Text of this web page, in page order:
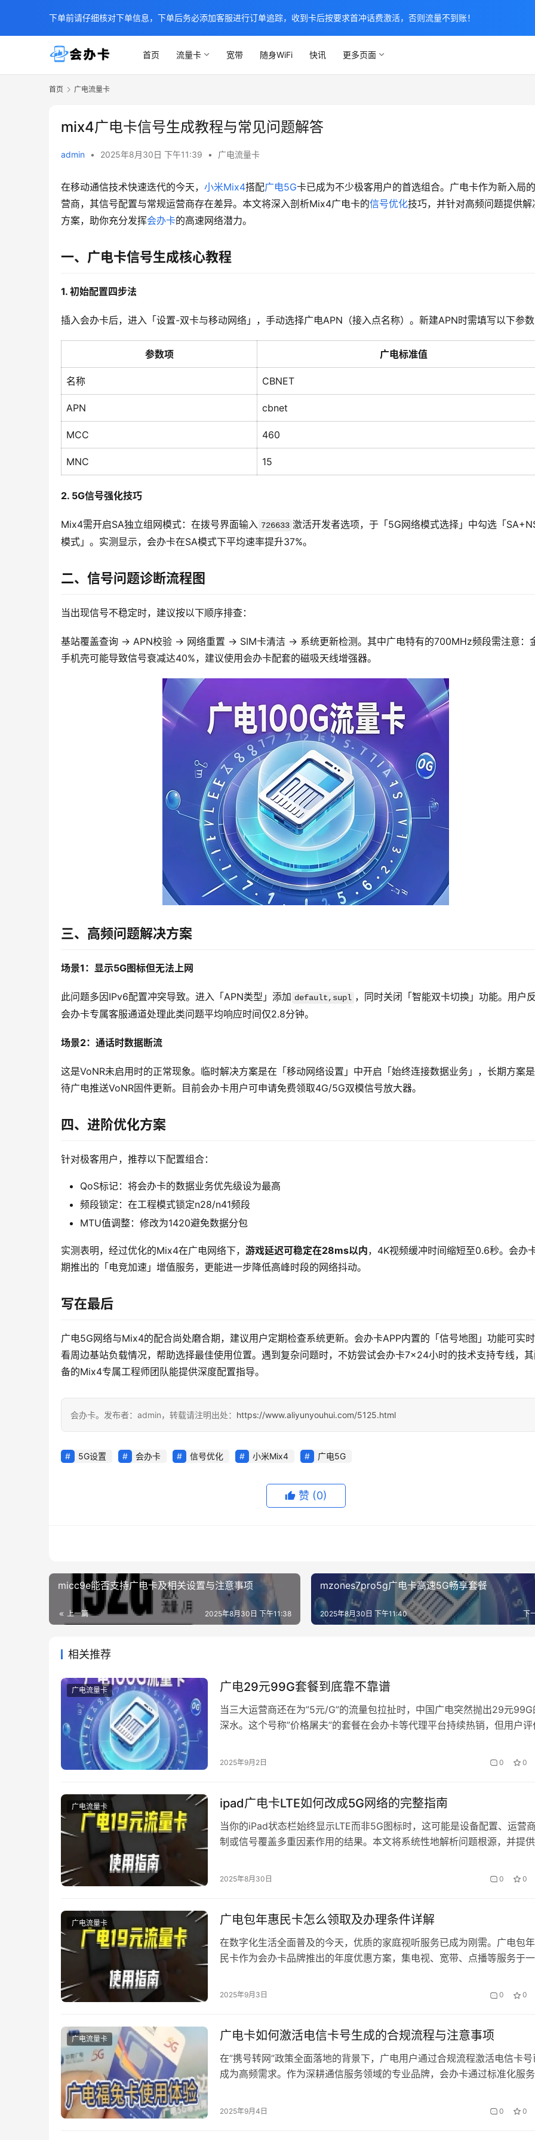
首页 流量卡 宽带 随身WiFi 快讯 更多页面
首页 广电流量卡
mix4广电卡信号生成教程与常见问题解答
admin • 2025年8月30日 下午11:39 • 广电流量卡
在移动通信技术快速迭代的今天， 小米Mix4搭配广电5G卡已成为不少极客用户的首选组合。广电卡作为新入局
营商，其信号配置与常规运营商存在差异。本文将深入剖析Mix4广电卡的信号优化技巧，并针对高频问题提供解
方案，助你充分发挥会办卡的高速网络潜力。
一、广电卡信号生成核心教程
1. 初始配置四步法
插入会办卡后，进入「设置-双卡与移动网络」，手动选择广电APN（接入点名称）。新建APN时需填写以下参
参数项 广电标准值
名称 CBNET
APN cbnet
MCC 460
MNC 15
2. 5G信号强化技巧
Mix4需开启SA独立组网模式：在拨号界面输入 726633 激活开发者选项，于「5G网络模式选择」中勾选「
模式」。实测显示，会办卡在SA模式下平均速率提升37%。
二、信号问题诊断流程图
当出现信号不稳定时，建议按以下顺序排查：
基站覆盖查询 → APN校验 → 网络重置 → SIM卡清洁 → 系统更新检测。其中广电特有的700MHz频段需注意：
手机壳可能导致信号衰减达40%，建议使用会办卡配套的磁吸天线增强器。
三、高频问题解决方案
场景1：显示5G图标但无法上网
此问题多因IPv6配置冲突导致。进入「APN类型」添加 default,supl ，同时关闭「智能双卡切换」功能。用户
会办卡专属客服通道处理此类问题平均响应时间仅2.8分钟。
场景2：通话时数据断流
这是VoNR未启用时的正常现象。临时解决方案是在「移动网络设置」中开启「始终连接数据业务」，长期方案
待广电推送VoNR固件更新。目前会办卡用户可申请免费领取4G/5G双模信号放大器。
四、进阶优化方案
针对极客用户，推荐以下配置组合：
QoS标记：将会办卡的数据业务优先级设为最高
频段锁定：在工程模式锁定n28/n41频段
MTU值调整：修改为1420避免数据分包
实测表明，经过优化的Mix4在广电网络下， 游戏延迟可稳定在28ms以内，4K视频缓冲时间缩短至0.6秒。会办
期推出的「电竞加速」增值服务，更能进一步降低高峰时段的网络抖动。
写在最后
广电5G网络与Mix4的配合尚处磨合期，建议用户定期检查系统更新。会办卡APP内置的「信号地图」功能可实
看周边基站负载情况，帮助选择最佳使用位置。遇到复杂问题时，不妨尝试会办卡7×24小时的技术支持专线，
备的Mix4专属工程师团队能提供深度配置指导。
会办卡。发布者：admin，转载请注明出处： https://www.aliyunyouhui.com/5125.html
5G设置 会办卡 信号优化 小米Mix4 广电5G
赞 (0)
micc9e能否支持广电卡及相关设置与注意事项
上一篇 2025年8月30日 下午11:38
mzones7pro5g广电卡高速5G畅享套餐
下
2025年8月30日 下午11:40
相关推荐
广电流量卡 广电29元99G套餐到底靠不靠谱
当三大运营商还在为”5元/G”的流量包拉扯时，中国广电突然抛出29元99G
深水。这个号称”价格屠夫”的套餐在会办卡等代理平台持续热销，但用户评
看PPT”。这场流量狂欢背后，究竟藏着多少真实…
2025年9月2日 0 0
广电流量卡 ipad广电卡LTE如何改成5G网络的完整指南
当你的iPad状态栏始终显示LTE而非5G图标时，这可能是设备配置、运营
制或信号覆盖多重因素作用的结果。本文将系统性地解析问题根源，并提
核查 1. 硬件兼容性验证2022年后发布的iPad Pro/Air系列（A2761/
2025年8月30日 0 0
广电流量卡 广电包年惠民卡怎么领取及办理条件详解
在数字化生活全面普及的今天，优质的家庭视听服务已成为刚需。广电包
民卡作为会办卡品牌推出的年度优惠方案，集电视、宽带、点播等服务于一
取渠道及使用技巧，助您轻松解锁全年视听盛宴。 一、惠民卡核心优势解
2025年9月3日 0 0
广电流量卡 广电卡如何激活电信卡号生成的合规流程与注意事项
在”携号转网”政策全面落地的背景下，广电用户通过合规流程激活电信卡号
成为高频需求。作为深耕通信服务领域的专业品牌，会办卡通过标准化服
活前的合规性核验 根据工信部《电信网码号资源管理办法》要求，广电用
2025年9月4日 0 0
下单前请仔细核对下单信息，下单后务必添加客服进行订单追踪，收到卡后按要求首冲话费激活，否则流量不到账！